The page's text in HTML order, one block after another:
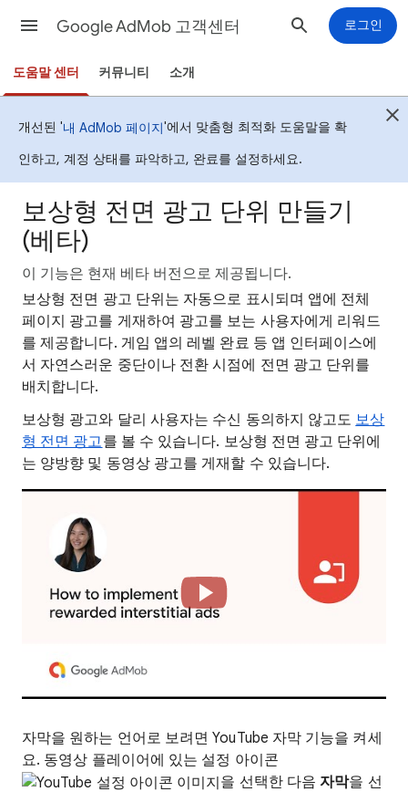
Google AdMob 고객센터 로그인
도움말 센터 커뮤니티 소개
개선된 '내 AdMob 페이지'에서 맞춤형 최적화 도움말을 확
인하고, 계정 상태를 파악하고, 완료를 설정하세요.
보상형 전면 광고 단위 만들기
(베타)
이 기능은 현재 베타 버전으로 제공됩니다.
보상형 전면 광고 단위는 자동으로 표시되며 앱에 전체
페이지 광고를 게재하여 광고를 보는 사용자에게 리워드
를 제공합니다. 게임 앱의 레벨 완료 등 앱 인터페이스에
서 자연스러운 중단이나 전환 시점에 전면 광고 단위를
배치합니다.
보상형 광고와 달리 사용자는 수신 동의하지 않고도 보상
형 전면 광고를 볼 수 있습니다. 보상형 전면 광고 단위에
는 양방향 및 동영상 광고를 게재할 수 있습니다.
자막을 원하는 언어로 보려면 YouTube 자막 기능을 켜세
요. 동영상 플레이어에 있는 설정 아이콘
을 선택한 다음자막을 선